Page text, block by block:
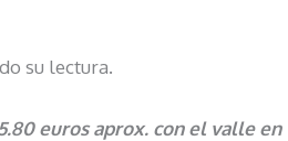
su lectura.
euros aprox. con el valle en